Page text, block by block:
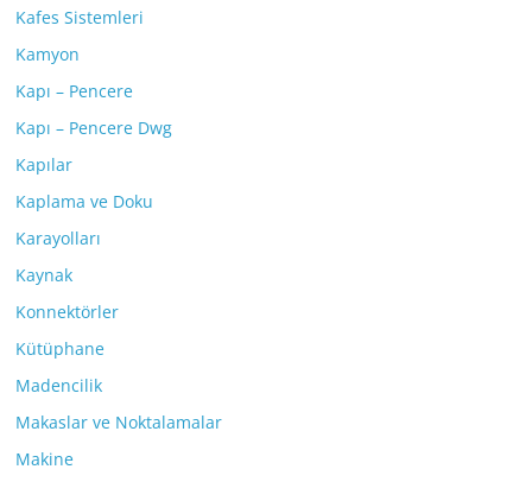
Kafes Sistemleri
Kamyon
Kapı – Pencere
Kapı – Pencere Dwg
Kapılar
Kaplama ve Doku
Karayolları
Kaynak
Konnektörler
Kütüphane
Madencilik
Makaslar ve Noktalamalar
Makine